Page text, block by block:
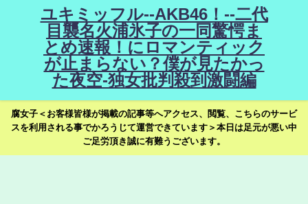
ユキミッフル--AKB46！--二代
目襲名火浦氷子の一同驚愕ま
とめ速報！にロマンティック
が止まらない？僕が見たかっ
た夜空-独女批判殺到激闘編
腐女子＜お客様皆様が掲載の記事等へアクセス、閲覧、こちらのサービ
スを利用される事でかろうじて運営できています＞本日は足元が悪い中
ご足労頂き誠に有難うございます。